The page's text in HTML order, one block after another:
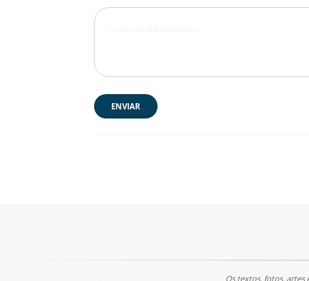
ENVIAR
Os textos, fotos, artes